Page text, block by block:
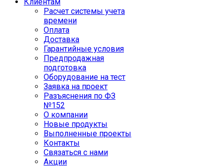
Расчет системы учета
времени
Оплата
Доставка
Гарантийные условия
Предпродажная
подготовка
Оборудование на тест
Заявка на проект
Разъяснения по ФЗ
№152
О компании
Новые продукты
Выполненные проекты
Контакты
Связаться с нами
Акции